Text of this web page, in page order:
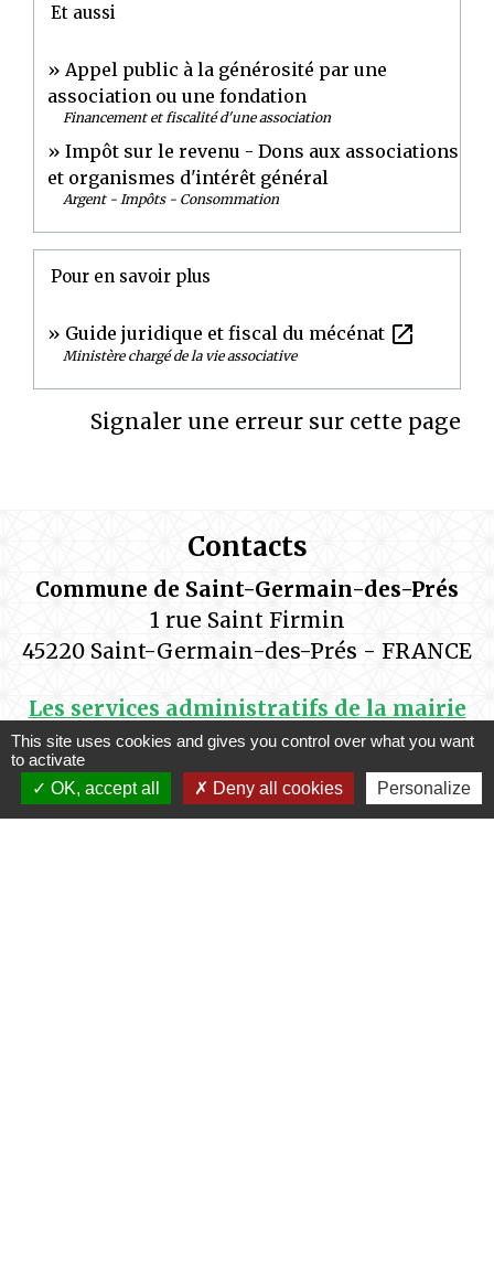
Et aussi
Appel public à la générosité par une
association ou une fondation
Financement et fiscalité d'une association
Impôt sur le revenu - Dons aux associations
et organismes d'intérêt général
Argent - Impôts - Consommation
Pour en savoir plus
Guide juridique et fiscal du mécénat open_in_new
Ministère chargé de la vie associative
Signaler une erreur sur cette page
Contacts
Commune de Saint-Germain-des-Prés
1 rue Saint Firmin
45220 Saint-Germain-des-Prés - FRANCE
Les services administratifs de la mairie
sont ouverts au public aux horaires
suivants:
Lundi de14h00 à 17h15
This site uses cookies and gives you control over what you want
to activate
OK, accept all
Deny all cookies Personalize